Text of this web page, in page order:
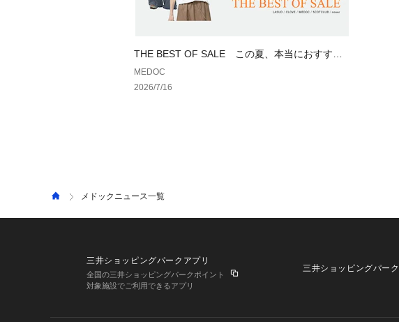
THE BEST OF SALE この夏、本当におすすめ
したい一着
MEDOC
2026/7/16
メドックニュース一覧
三井ショッピングパークアプリ
全国の三井ショッピングパークポイント
対象施設でご利用できるアプリ
三井ショッピングパー